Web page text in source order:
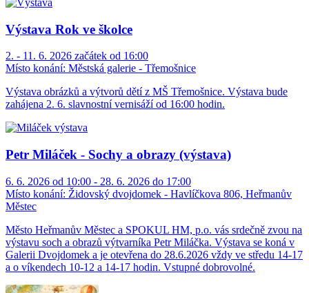
Výstava Rok ve školce
2. - 11. 6. 2026 začátek od 16:00
Místo konání: Městská galerie - Třemošnice
Výstava obrázků a výtvorů dětí z MŠ Třemošnice. Výstava bude
zahájena 2. 6. slavnostní vernisáží od 16:00 hodin.
Petr Miláček - Sochy a obrazy (výstava)
6. 6. 2026 od 10:00 - 28. 6. 2026 do 17:00
Místo konání: Židovský dvojdomek - Havlíčkova 806, Heřmanův
Městec
Město Heřmanův Městec a SPOKUL HM, p.o. vás srdečně zvou na
výstavu soch a obrazů výtvarníka Petr Miláčka. Výstava se koná v
Galerii Dvojdomek a je otevřena do 28.6.2026 vždy ve středu 14-17
a o víkendech 10-12 a 14-17 hodin. Vstupné dobrovolné.